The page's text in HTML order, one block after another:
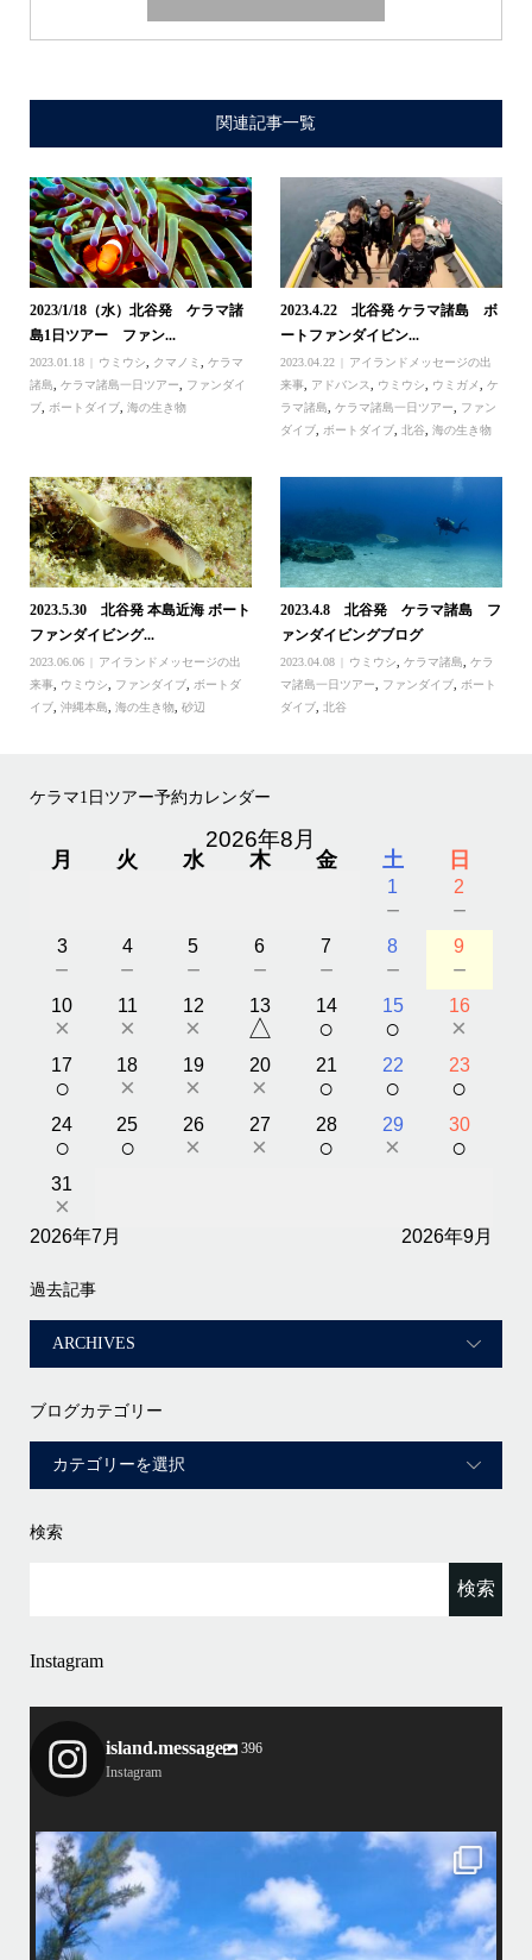
関連記事一覧
2023/1/18（水）北谷発 ケラマ諸
島1日ツアー ファン...
2023.01.18 ウミウシ クマノミ
ケラマ
諸島
ケラマ諸島一日ツアー
ファンダイ
ブ, ボートダイブ, 海の生き物
2023.4.22 北谷発 ケラマ諸島 ボ
ートファンダイビン...
2023.04.22
アイランドメッセージの出
来事
アドバンス ウミウシ ウミガメ ,ケ
ラマ諸島
,ケラマ諸島一日ツアー
ファン
ダイブ
ボートダイブ ,北谷 ,海の生き物
2023.5.30 北谷発 本島近海 ボート
ファンダイビング...
2023.06.06
アイランドメッセージの出
来事, ウミウシ ファンダイブ,
ボートダ
イブ, 沖縄本島 海の生き物, 砂辺
2023.4.8 北谷発 ケラマ諸島 フ
ァンダイビングブログ
2023.04.08 ウミウシ ,ケラマ諸島 ,ケラ
マ諸島一日ツアー
ファンダイブ
ボート
ダイブ ,北谷
ケラマ1日ツアー予約カレンダー
2026年8月
月 火 水 木 金 土 日
1
－
2
－
3
－
4
－
5
－
6
－
7
－
8
－
9
－
10
×
11
×
12
×
13
△
14
○
15
○
16
×
17
○
18
×
19
×
20
×
21
○
22
○
23
○
24
○
25
○
26
×
27
×
28
○
29
×
30
○
31
×
2026年7月 2026年9月
過去記事
ブログカテゴリー
検索
Instagram
island.message
396
Instagram
island.message
はいさい！
アイランドメッセージです
•
最近投稿できてませんでしたが今シーズンも渡嘉敷島上陸ツアーとケラ
マ体験ダイビング&シュノーケル班に分かれて毎日海へ行っております